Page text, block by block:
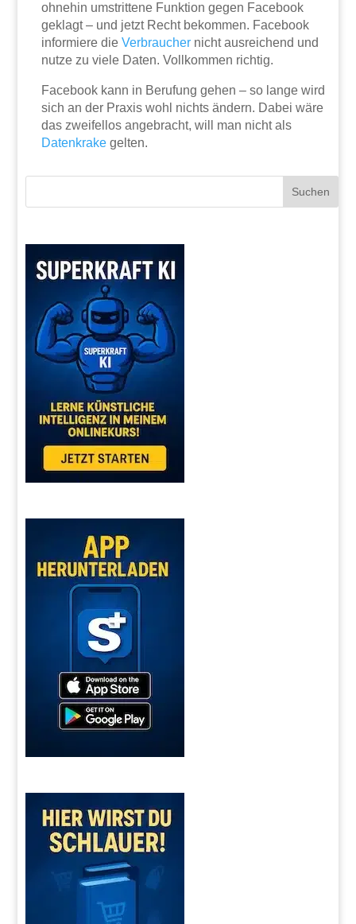
ohnehin umstrittene Funktion gegen Facebook
geklagt – und jetzt Recht bekommen. Facebook
informiere dieVerbraucher nicht ausreichend und
nutze zu viele Daten. Vollkommen richtig.
Facebook kann in Berufung gehen – so lange wird
sich an der Praxis wohl nichts ändern. Dabei wäre
das zweifellos angebracht, will man nicht als
Datenkrake gelten.